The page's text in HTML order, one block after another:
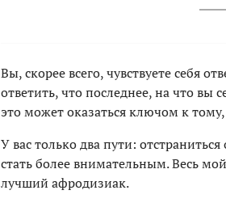
Вы, скорее всего, чувствуете себя
ответить, что последнее, на что вы
это может оказаться ключом к
У вас только два пути:
стать более внимательным. Весь
лучший афродизиак.